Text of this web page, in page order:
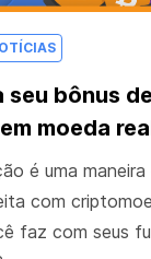
seu bônus
moeda
é uma
com
faz com seus